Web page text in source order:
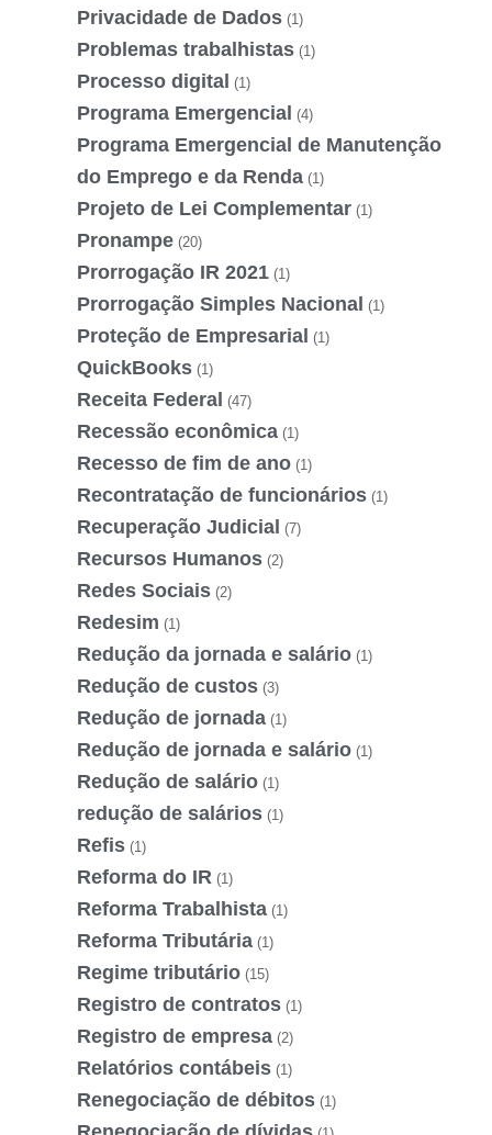
Privacidade de Dados (1)
Problemas trabalhistas (1)
Processo digital (1)
Programa Emergencial (4)
Programa Emergencial de Manutenção
do Emprego e da Renda (1)
Projeto de Lei Complementar (1)
Pronampe (20)
Prorrogação IR 2021 (1)
Prorrogação Simples Nacional (1)
Proteção de Empresarial (1)
QuickBooks (1)
Receita Federal (47)
Recessão econômica (1)
Recesso de fim de ano (1)
Recontratação de funcionários (1)
Recuperação Judicial (7)
Recursos Humanos (2)
Redes Sociais (2)
Redesim (1)
Redução da jornada e salário (1)
Redução de custos (3)
Redução de jornada (1)
Redução de jornada e salário (1)
Redução de salário (1)
redução de salários (1)
Refis (1)
Reforma do IR (1)
Reforma Trabalhista (1)
Reforma Tributária (1)
Regime tributário (15)
Registro de contratos (1)
Registro de empresa (2)
Relatórios contábeis (1)
Renegociação de débitos (1)